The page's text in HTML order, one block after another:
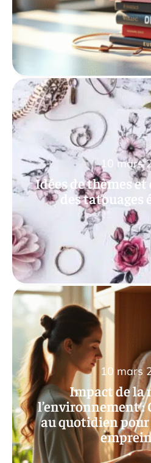
Idées de thèmes
des tatouages
10 mars
Impact de la
l’environnement :
au quotidien
10 mars